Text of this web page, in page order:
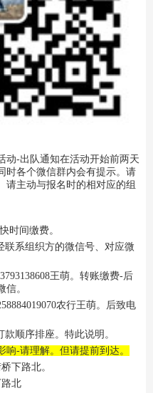
动-出队通知在活动开始前两天
时各个微信群内会有提示。请
请主动与报名时的相对应的组
时间缴费。
联系组织方的微信号、对应微
王萌。转账缴费-后
。
农行王萌。后致电
顺序排座。特此说明。
-请理解。但请提前到达。
下路北。
北